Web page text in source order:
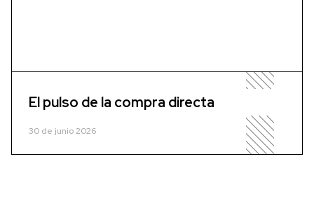
El pulso de la compra directa
30 de junio 2026